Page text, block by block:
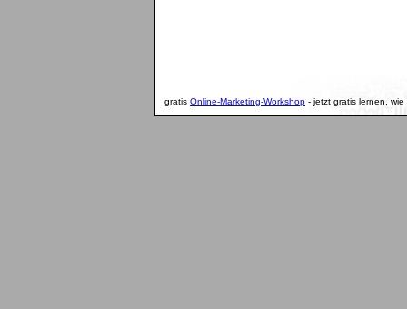
gratis Online-Marketing-Workshop - jetzt gratis lernen,